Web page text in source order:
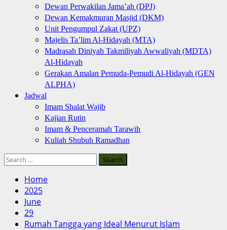
Dewan Perwakilan Jama’ah (DPJ)
Dewan Kemakmuran Masjid (DKM)
Unit Pengumpul Zakat (UPZ)
Majelis Ta’lim Al-Hidayah (MTA)
Madrasah Diniyah Takmiliyah Awwaliyah (MDTA)
Al-Hidayah
Gerakan Amalan Pemuda-Pemudi Al-Hidayah (GEN
ALPHA)
Jadwal
Imam Shalat Wajib
Kajian Rutin
Imam & Penceramah Tarawih
Kuliah Shubuh Ramadhan
Search
Home
2025
June
29
Rumah Tangga yang Ideal Menurut Islam